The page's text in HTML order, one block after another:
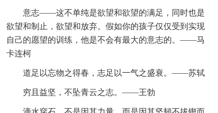
意志——这不单纯是欲望和欲望的满足，同时也是
欲望和制止，欲望和放弃。假如你的孩子仅仅受到实现
自己的愿望的训练，他是不会有最大的意志的。——马
卡连柯
道足以忘物之得春，志足以一气之盛衰。——苏轼
穷且益坚，不坠青云之志。——王勃